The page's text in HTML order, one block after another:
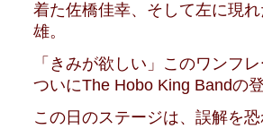
着た佐橋佳幸、そして左に現
雄。
「きみが欲しい」このワンフ
ついにThe Hobo King Bandの
この日のステージは、誤解を